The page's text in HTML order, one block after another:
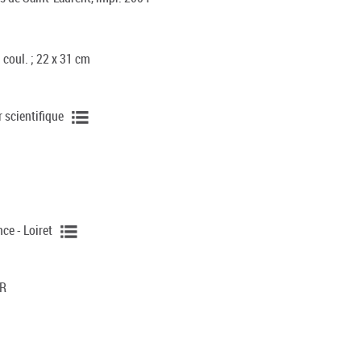
; 22 x 31 cm
scientifique
- Loiret